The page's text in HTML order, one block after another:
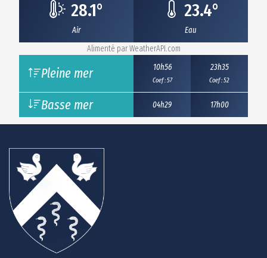
28.1°
Air
23.4°
Eau
Alimenté parWeatherAPI.com
Pleine mer 10h56
Coef : 57
23h35
Coef : 52
Basse mer 04h29 17h00